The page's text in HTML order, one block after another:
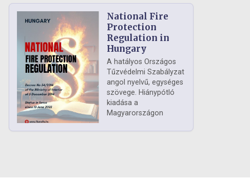
National Fire
Protection
Regulation in
Hungary
A hatályos Országos
Tűzvédelmi Szabályzat
angol nyelvű, egységes
szövege. Hiánypótló
kiadása a
Magyarországon